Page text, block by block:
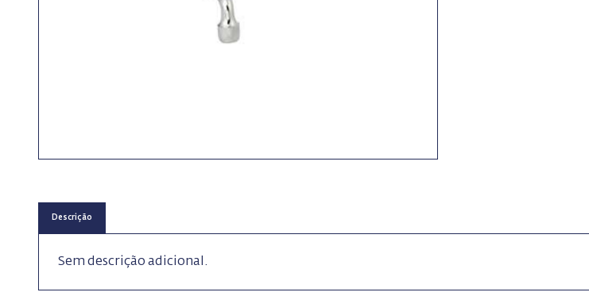
Descrição
Sem descrição adicional.